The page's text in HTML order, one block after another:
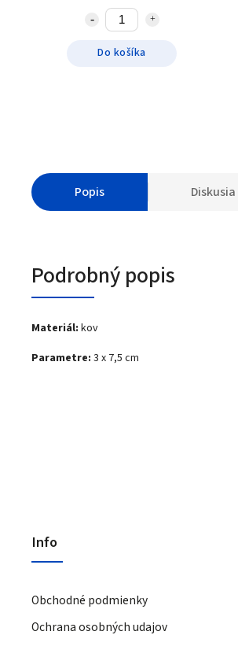
Do košíka
Popis Diskusia
Podrobný popis
Materiál: kov
Parametre: 3 x 7,5 cm
Info
Obchodné podmienky
Ochrana osobných udajov